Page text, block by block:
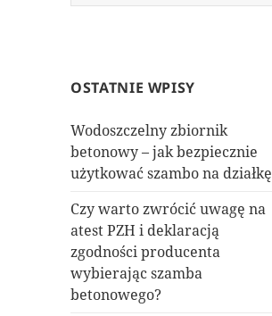
OSTATNIE WPISY
Wodoszczelny zbiornik
betonowy – jak bezpiecznie
użytkować szambo na działkę
Czy warto zwrócić uwagę na
atest PZH i deklaracją
zgodności producenta
wybierając szamba
betonowego?